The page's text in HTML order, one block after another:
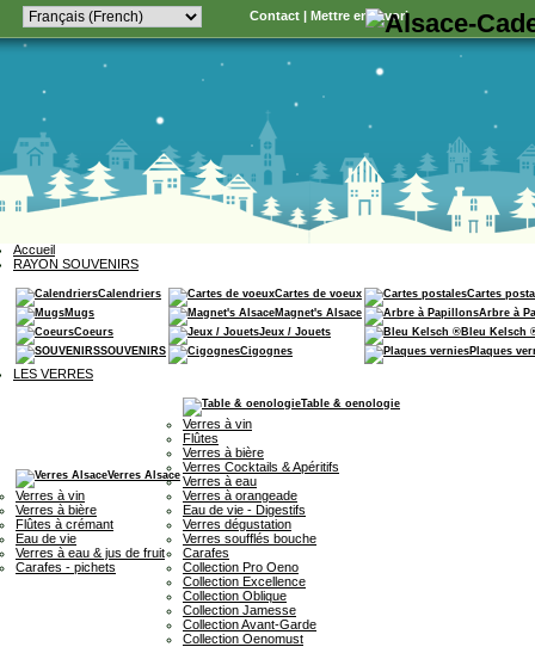
Contact |Mettre en favori
Accueil
RAYON SOUVENIRS
Calendriers
Mugs
Coeurs
SOUVENIRS
Cartes de voeux
Magnet's Alsace
Jeux / Jouets
Cigognes
Cartes
Arbre à
Bleu Kelsch
Plaques
LES VERRES
Verres Alsace
Verres à vin
Verres à bière
Flûtes à crémant
Eau de vie
Verres à eau & jus de fruit
Carafes - pichets
Table & oenologie
Verres à vin
Flûtes
Verres à bière
Verres Cocktails & Apéritifs
Verres à eau
Verres à orangeade
Eau de vie - Digestifs
Verres dégustation
Verres soufflés bouche
Carafes
Collection Pro Oeno
Collection Excellence
Collection Oblique
Collection Jamesse
Collection Avant-Garde
Collection Oenomust